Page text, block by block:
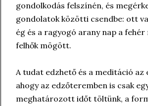
gondolkodás felszínén, és
gondolatok közötti csendbe: ott
ég és a ragyogó arany nap a fehér
felhők mögött.
A tudat edzhető és a meditáció az
ahogy az edzőteremben is csak
meghatározott időt töltünk, a